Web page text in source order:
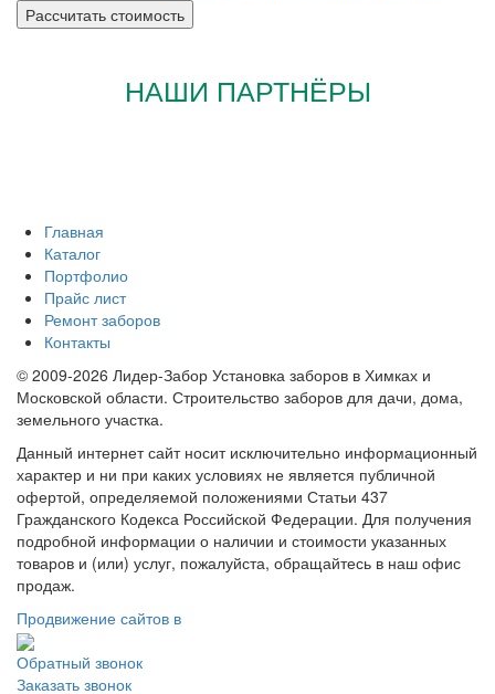
НАШИ ПАРТНЁРЫ
Главная
Каталог
Портфолио
Прайс лист
Ремонт заборов
Контакты
© 2009-2026 Лидер-Забор Установка заборов в Химках и
Московской области. Строительство заборов для дачи, дома,
земельного участка.
Данный интернет сайт носит исключительно информационный
характер и ни при каких условиях не является публичной
офертой, определяемой положениями Статьи 437
Гражданского Кодекса Российской Федерации. Для получения
подробной информации о наличии и стоимости указанных
товаров и (или) услуг, пожалуйста, обращайтесь в наш офис
продаж.
Продвижение сайтов в
Обратный звонок
Заказать звонок